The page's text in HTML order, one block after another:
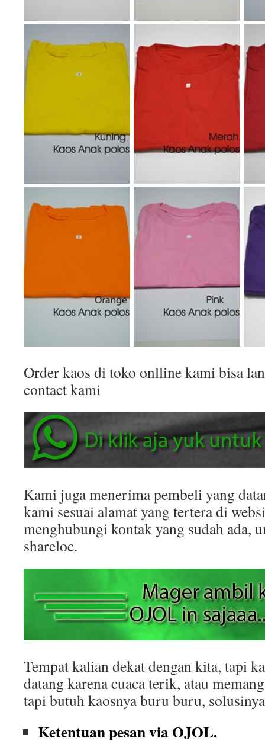
Order kaos di toko onlline kami bisa
contact kami
Kami juga menerima pembeli yang
kami sesuai alamat yang tertera di
menghubungi kontak yang sudah ada,
shareloc.
Tempat kalian dekat dengan kita, tapi
datang karena cuaca terik, atau
tapi butuh kaosnya buru buru,
Ketentuan pesan via OJOL.